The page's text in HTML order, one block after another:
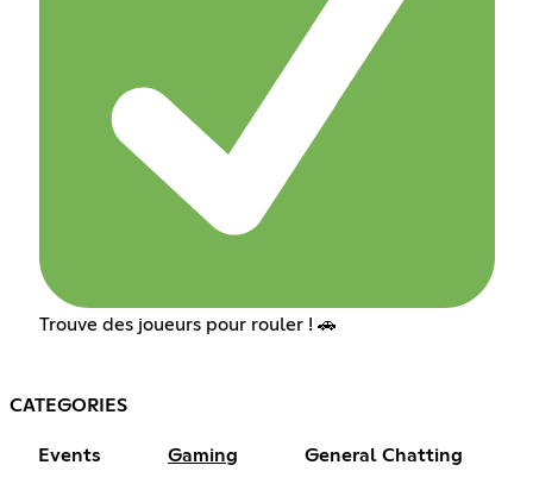
Trouve des joueurs pour rouler ! 🚗
CATEGORIES
Events Gaming General Chatting